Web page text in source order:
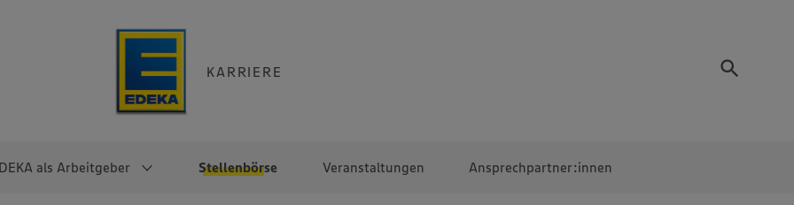
KARRIERE
als Arbeitgeber Stellenbörse Veranstaltungen Ansprechpartner:innen